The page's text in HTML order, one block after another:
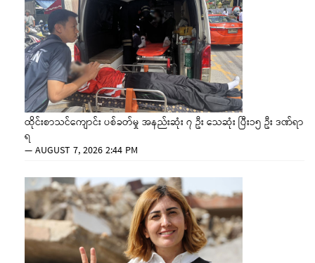
ထိုင်းစာသင်ကျောင်း ပစ်ခတ်မှု အနည်းဆုံး ၇ ဦး သေဆုံး ပြီး၁၅ ဦး ဒဏ်ရာ
ရ
—AUGUST 7, 2026 2:44 PM